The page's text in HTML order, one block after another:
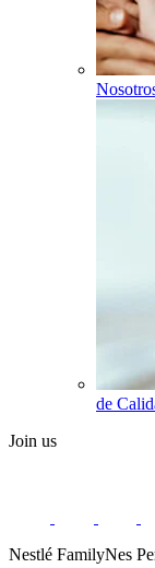
de
Join us
Nestlé FamilyNes